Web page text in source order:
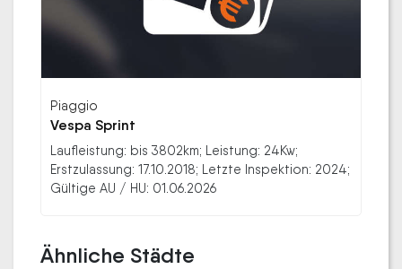
Piaggio
Vespa Sprint
Laufleistung: bis 3802km; Leistung: 24Kw;
Erstzulassung: 17.10.2018; Letzte Inspektion: 2024;
Gültige AU / HU: 01.06.2026
Ähnliche Städte